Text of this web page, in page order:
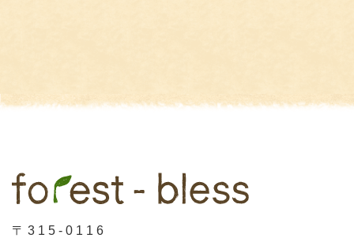
〒315-0116